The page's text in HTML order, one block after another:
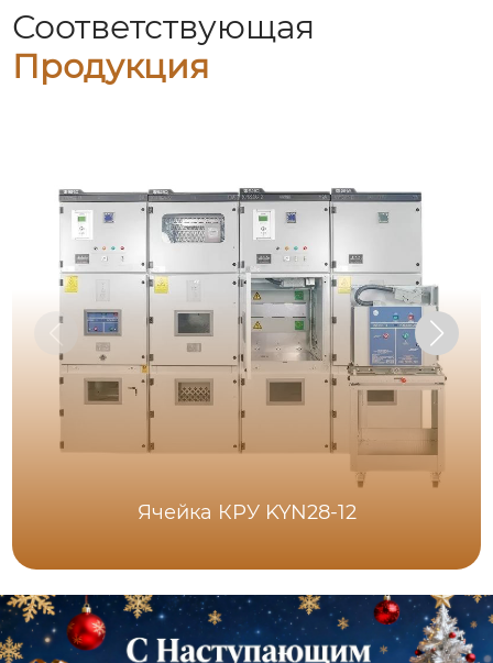
Соответствующая
Продукция
Ячейка КРУ KYN28-12